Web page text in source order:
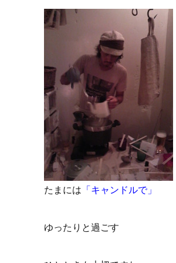
たまには 「キャンドルで」
ゆったりと過ごす